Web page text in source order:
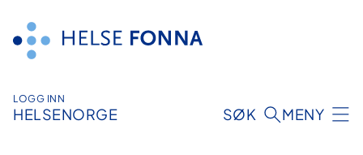
innhald
LOGG INN
HELSENORGE SØK MENY